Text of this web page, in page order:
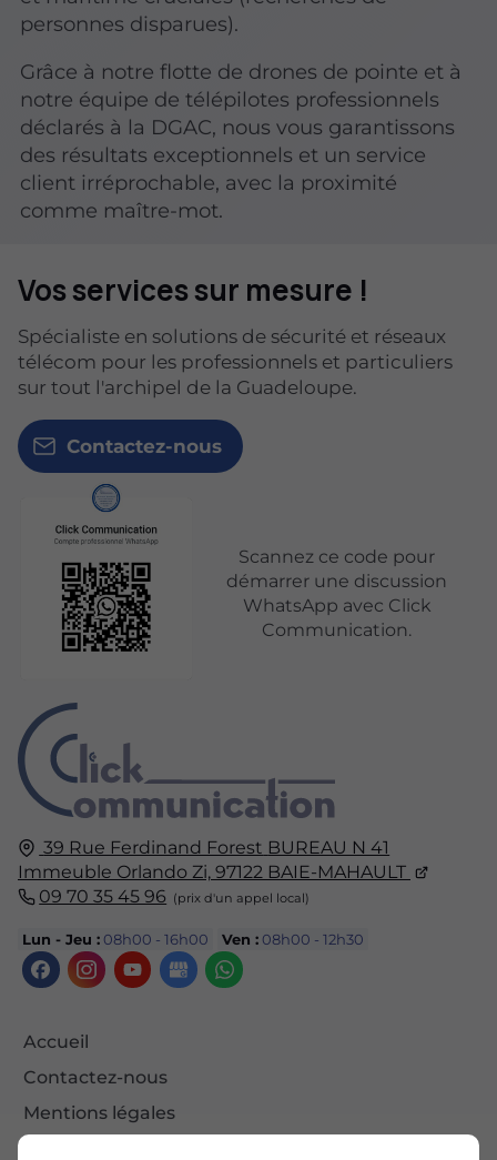
personnes disparues).
Grâce à notre flotte de drones de pointe et à
notre équipe de télépilotes professionnels
déclarés à la DGAC, nous vous garantissons
des résultats exceptionnels et un service
client irréprochable, avec la proximité
comme maître-mot.
39 Rue Ferdinand Forest BUREAU N 41
Immeuble Orlando Zi, 97122 BAIE-MAHAULT
09 70 35 45 96
Lun - Jeu : 08h00 - 16h00 Ven : 08h00 - 12h30
Accueil
Contactez-nous
Mentions légales
Vos services sur mesure !
Spécialiste en solutions de sécurité et réseaux
télécom pour les professionnels et particuliers
sur tout l'archipel de la Guadeloupe.
Contactez-nous
Scannez ce code pour
démarrer une discussion
WhatsApp avec Click
Communication.